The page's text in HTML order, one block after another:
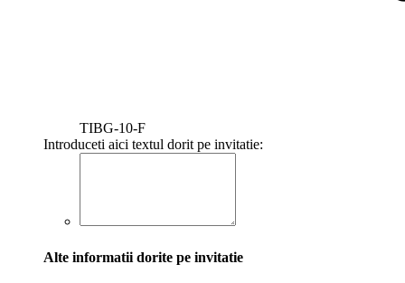
TIBG-10-F
Introduceti aici textul dorit pe invitatie:
Alte informatii dorite pe invitatie